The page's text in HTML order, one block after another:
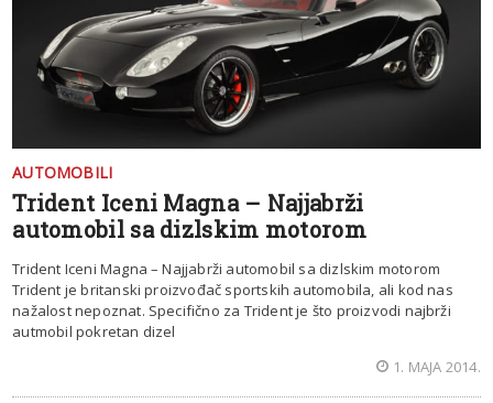
AUTOMOBILI
Trident Iceni Magna – Najjabrži
automobil sa dizlskim motorom
Trident Iceni Magna – Najjabrži automobil sa dizlskim motorom
Trident je britanski proizvođač sportskih automobila, ali kod nas
nažalost nepoznat. Specifično za Trident je što proizvodi najbrži
autmobil pokretan dizel
1. MAJA 2014.